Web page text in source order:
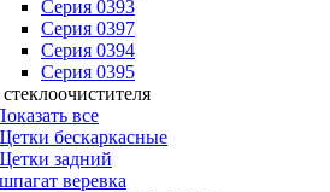
Серия 0393
Серия 0397
Серия 0394
Серия 0395
все
бескаркасные
задний
веревка